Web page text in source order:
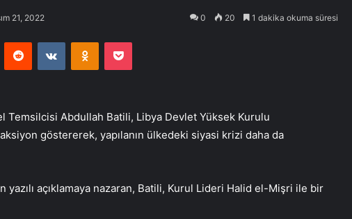
21, 2022 0 20 1 dakika okuma süresi
Reddit VKontakteOdnoklassniki
Pocket
Temsilcisi Abdullah Batili, Libya Devlet Yüksek Kurulu
göstererek, yapılanın ülkedeki siyasi krizi daha da
yazılı açıklamaya nazaran, Batili, Kurul Lideri Halid el-Mişri ile bir